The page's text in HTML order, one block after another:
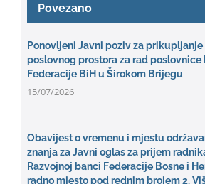
Povezano
Ponovljeni Javni poziv za
poslovnog prostora za rad poslovnice
Federacije BiH u Širokom Brijegu
15/07/2026
Obavijest o vremenu i mjestu
znanja za Javni oglas za prijem
Razvojnoj banci Federacije Bosne i
radno mjesto pod rednim brojem 2.